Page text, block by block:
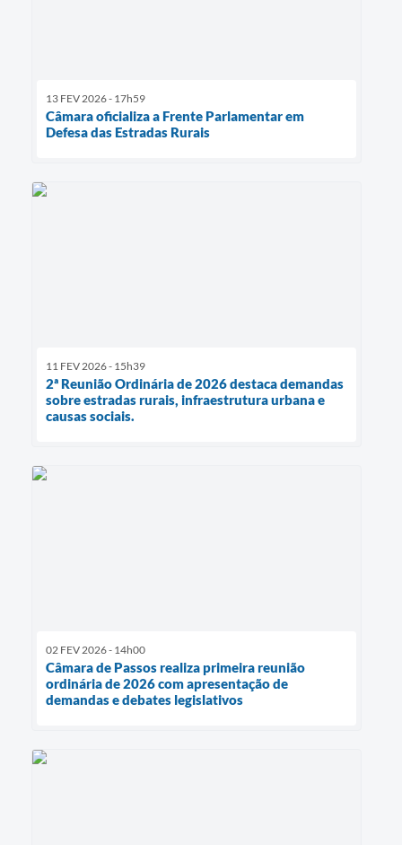
13 FEV 2026 - 17h59
Câmara oficializa a Frente Parlamentar em
Defesa das Estradas Rurais
11 FEV 2026 - 15h39
2ª Reunião Ordinária de 2026 destaca demandas
sobre estradas rurais, infraestrutura urbana e
causas sociais.
02 FEV 2026 - 14h00
Câmara de Passos realiza primeira reunião
ordinária de 2026 com apresentação de
demandas e debates legislativos